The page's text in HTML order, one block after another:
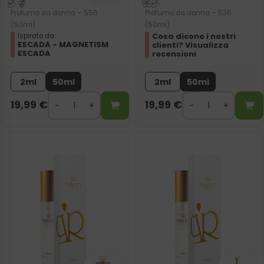
Profumo da donna – 555
(50ml)
Ispirato da:
ESCADA - MAGNETISM
ESCADA
2ml 50ml
19,99 €
Profumo da donna – 536
(50ml)
Cosa dicono i nostri
clienti? Visualizza
recensioni
2ml 50ml
19,99 €